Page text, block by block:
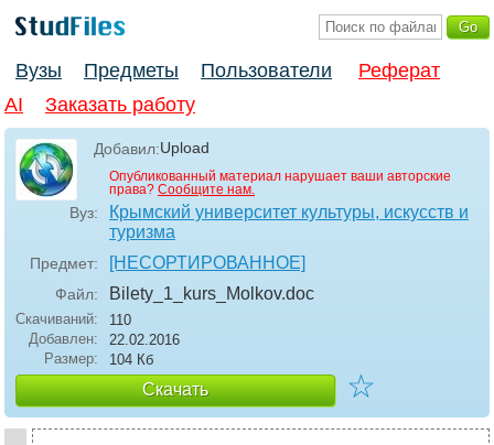
Вузы Предметы Пользователи
Реферат
AI
Заказать работу
Добавил:Upload
Опубликованный материал нарушает ваши авторские
права? Сообщите нам.
Вуз:
Крымский университет культуры, искусств и
туризма
Предмет: [НЕСОРТИРОВАННОЕ]
Файл: Bilety_1_kurs_Molkov.doc
Скачиваний:
110
Добавлен:
22.02.2016
Размер:
104 Кб
Скачать ☆